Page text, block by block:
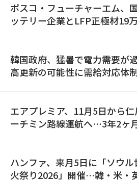
ポスコ・フューチャーエム、
ッテリー企業とLFP正極材19
韓国政府、猛暑で電力需要が
高更新の可能性に需給対応体
エアプレミア、11月5日から
ーチミン路線運航へ…3年2ヶ
ハンファ、来月5日に「ソウル
火祭り2026」開催…韓・米・